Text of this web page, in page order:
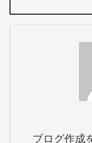
ブログ作成